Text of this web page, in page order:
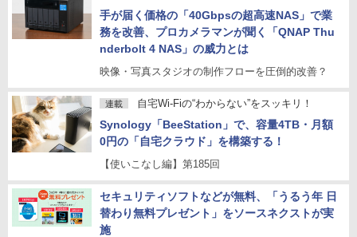
2001年 2000年 1999年 1998年 1997年
手が届く価格の「40Gbpsの超高速NAS」で業
務を改善、プロカメラマンが聞く「QNAP Thu
nderbolt 4 NAS」の威力とは
映像・写真スタジオの制作フローを圧倒的改善？
連載 自宅Wi-Fiの“わからない”をスッキリ！
Synology「BeeStation」で、容量4TB・月額
0円の「自宅クラウド」を構築する！
【使いこなし編】第185回
セキュリティソフトなどが無料、「うるう年 日
替わり無料プレゼント」をソースネクストが実
施